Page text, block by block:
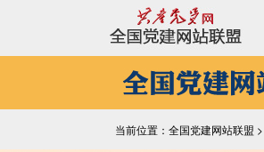
当前位置：全国党建网站联盟 >